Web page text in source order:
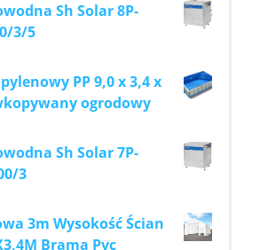
Sh Solar 8P-
3/5
PP 9,0 x 3,4 x
ogrodowy
Sh Solar 7P-
3
3m Wysokość Ścian
Bramą Pvc